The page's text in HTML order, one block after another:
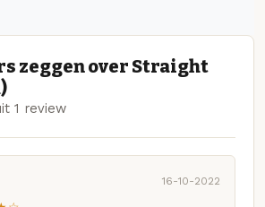
zeggen over Straight
1 review
16-10-2022